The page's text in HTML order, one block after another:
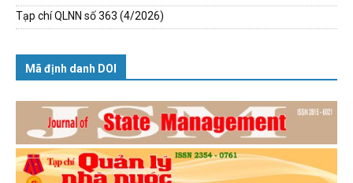
Tạp chí QLNN số 363 (4/2026)
Mã định danh DOI